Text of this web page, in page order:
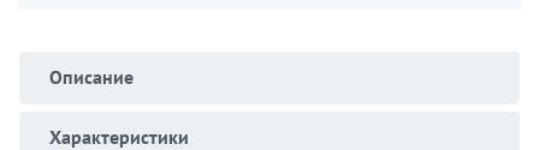
Описание
Характеристики